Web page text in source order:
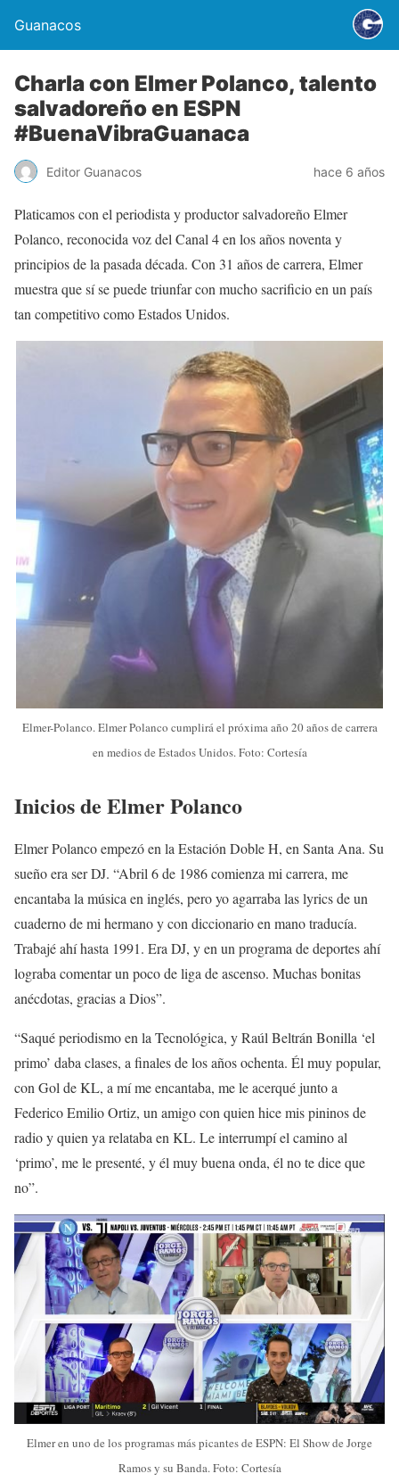
Guanacos
Charla con Elmer Polanco, talento
salvadoreño en ESPN
#BuenaVibraGuanaca
Editor Guanacos hace 6 años
Platicamos con el periodista y productor salvadoreño Elmer
Polanco, reconocida voz del Canal 4 en los años noventa y
principios de la pasada década. Con 31 años de carrera, Elmer
muestra que sí se puede triunfar con mucho sacrificio en un país
tan competitivo como Estados Unidos.
Elmer-Polanco. Elmer Polanco cumplirá el próxima año 20 años de carrera
en medios de Estados Unidos. Foto: Cortesía
Inicios de Elmer Polanco
Elmer Polanco empezó en la Estación Doble H, en Santa Ana. Su
sueño era ser DJ. “Abril 6 de 1986 comienza mi carrera, me
encantaba la música en inglés, pero yo agarraba las lyrics de un
cuaderno de mi hermano y con diccionario en mano traducía.
Trabajé ahí hasta 1991. Era DJ, y en un programa de deportes ahí
lograba comentar un poco de liga de ascenso. Muchas bonitas
anécdotas, gracias a Dios”.
“Saqué periodismo en la Tecnológica, y Raúl Beltrán Bonilla ‘el
primo’ daba clases, a finales de los años ochenta. Él muy popular,
con Gol de KL, a mí me encantaba, me le acerqué junto a
Federico Emilio Ortiz, un amigo con quien hice mis pininos de
radio y quien ya relataba en KL. Le interrumpí el camino al
‘primo’, me le presenté, y él muy buena onda, él no te dice que
no”.
Elmer en uno de los programas más picantes de ESPN: El Show de Jorge
Ramos y su Banda. Foto: Cortesía